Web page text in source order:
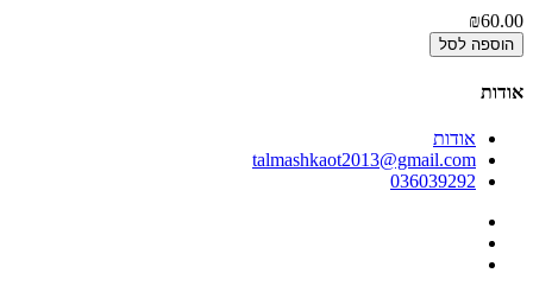
₪60.00
הוספה לסל
אודות
אודות
talmashkaot2013@gmail.com
036039292